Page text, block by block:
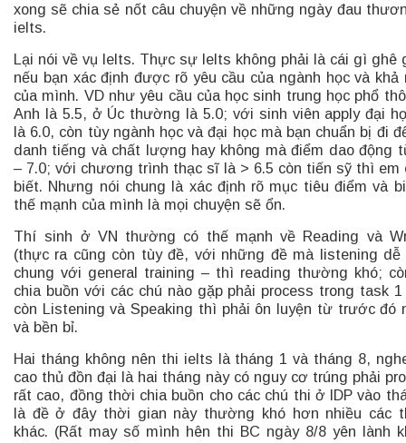
xong sẽ chia sẻ nốt câu chuyện về những ngày đau
ielts.
Lại nói về vụ Ielts. Thực sự Ielts không phải là cái gì ghê
nếu bạn xác định được rõ yêu cầu của ngành học và khả
của mình. VD như yêu cầu của học sinh trung học phổ
Anh là 5.5, ở Úc thường là 5.0; với sinh viên apply đại
là 6.0, còn tùy ngành học và đại học mà bạn chuẩn bị đi
danh tiếng và chất lượng hay không mà điểm dao động
– 7.0; với chương trình thạc sĩ là > 6.5 còn tiến sỹ thì em
biết. Nhưng nói chung là xác định rõ mục tiêu điểm và
thế mạnh của mình là mọi chuyện sẽ ổn.
Thí sinh ở VN thường có thế mạnh về Reading và
(thực ra cũng còn tùy đề, với những đề mà listening dễ
chung với general training – thì reading thường khó;
chia buồn với các chú nào gặp phải process trong task 1
còn Listening và Speaking thì phải ôn luyện từ trước đó
và bền bỉ.
Hai tháng không nên thi ielts là tháng 1 và tháng 8,
cao thủ đồn đại là hai tháng này có nguy cơ trúng phải
rất cao, đồng thời chia buồn cho các chú thi ở IDP vào
là đề ở đây thời gian này thường khó hơn nhiều các
khác. (Rất may số mình hên thi BC ngày 8/8 yên lành